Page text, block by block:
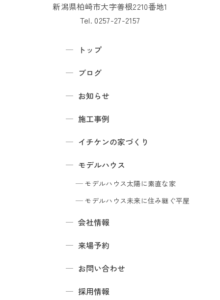
新潟県柏崎市大字善根2210番地1
Tel. 0257-27-2157
トップ
ブログ
お知らせ
施工事例
イチケンの家づくり
モデルハウス
モデルハウス太陽に素直な家
モデルハウス未来に住み継ぐ平屋
会社情報
来場予約
お問い合わせ
採用情報